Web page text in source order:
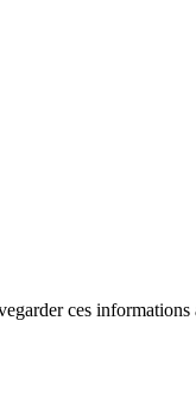
ces